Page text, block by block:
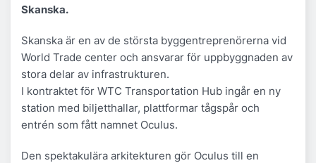
Skanska.
Skanska är en av de största byggentreprenörerna vid
World Trade center och ansvarar för uppbyggnaden av
stora delar av infrastrukturen.
I kontraktet för WTC Transportation Hub ingår en ny
station med biljetthallar, plattformar tågspår och
entrén som fått namnet Oculus.
Den spektakulära arkitekturen gör Oculus till en